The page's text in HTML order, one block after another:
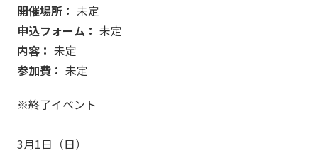
開催場所： 未定
申込フォーム： 未定
内容： 未定
参加費： 未定
※終了イベント
3月1日（日）